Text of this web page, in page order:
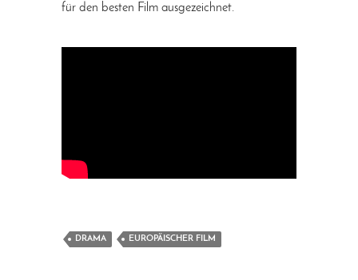
für den besten Film ausgezeichnet.
DRAMA EUROPÄISCHER FILM